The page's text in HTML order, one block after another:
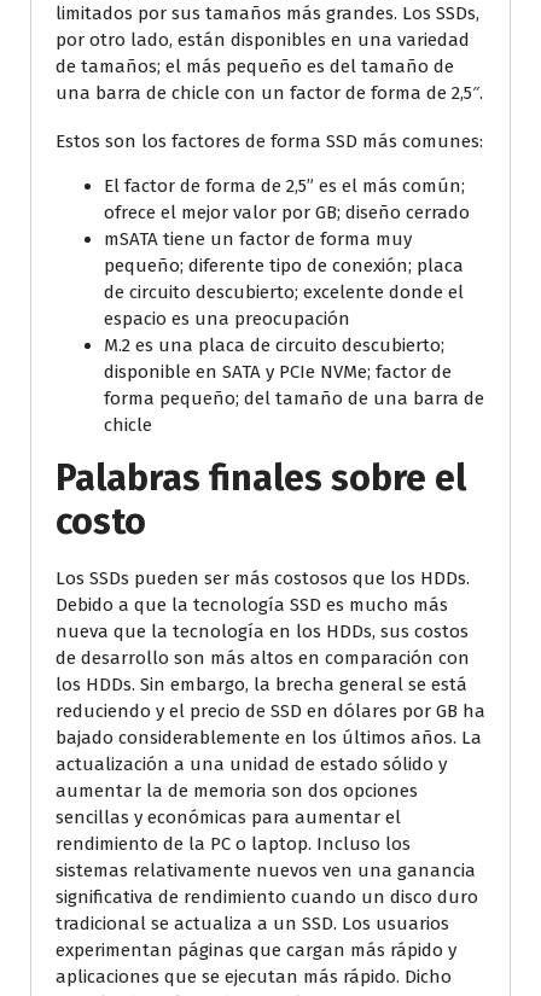
limitados por sus tamaños más grandes. Los SSDs,
por otro lado, están disponibles en una variedad
de tamaños; el más pequeño es del tamaño de
una barra de chicle con un factor de forma de 2,5″.
Estos son los factores de forma SSD más comunes:
El factor de forma de 2,5” es el más común;
ofrece el mejor valor por GB; diseño cerrado
mSATA tiene un factor de forma muy
pequeño; diferente tipo de conexión; placa
de circuito descubierto; excelente donde el
espacio es una preocupación
M.2 es una placa de circuito descubierto;
disponible en SATA y PCIe NVMe; factor de
forma pequeño; del tamaño de una barra de
chicle
Palabras finales sobre el
costo
Los SSDs pueden ser más costosos que los HDDs.
Debido a que la tecnología SSD es mucho más
nueva que la tecnología en los HDDs, sus costos
de desarrollo son más altos en comparación con
los HDDs. Sin embargo, la brecha general se está
reduciendo y el precio de SSD en dólares por GB ha
bajado considerablemente en los últimos años. La
actualización a una unidad de estado sólido y
aumentar la de memoria son dos opciones
sencillas y económicas para aumentar el
rendimiento de la PC o laptop. Incluso los
sistemas relativamente nuevos ven una ganancia
significativa de rendimiento cuando un disco duro
tradicional se actualiza a un SSD. Los usuarios
experimentan páginas que cargan más rápido y
aplicaciones que se ejecutan más rápido. Dicho